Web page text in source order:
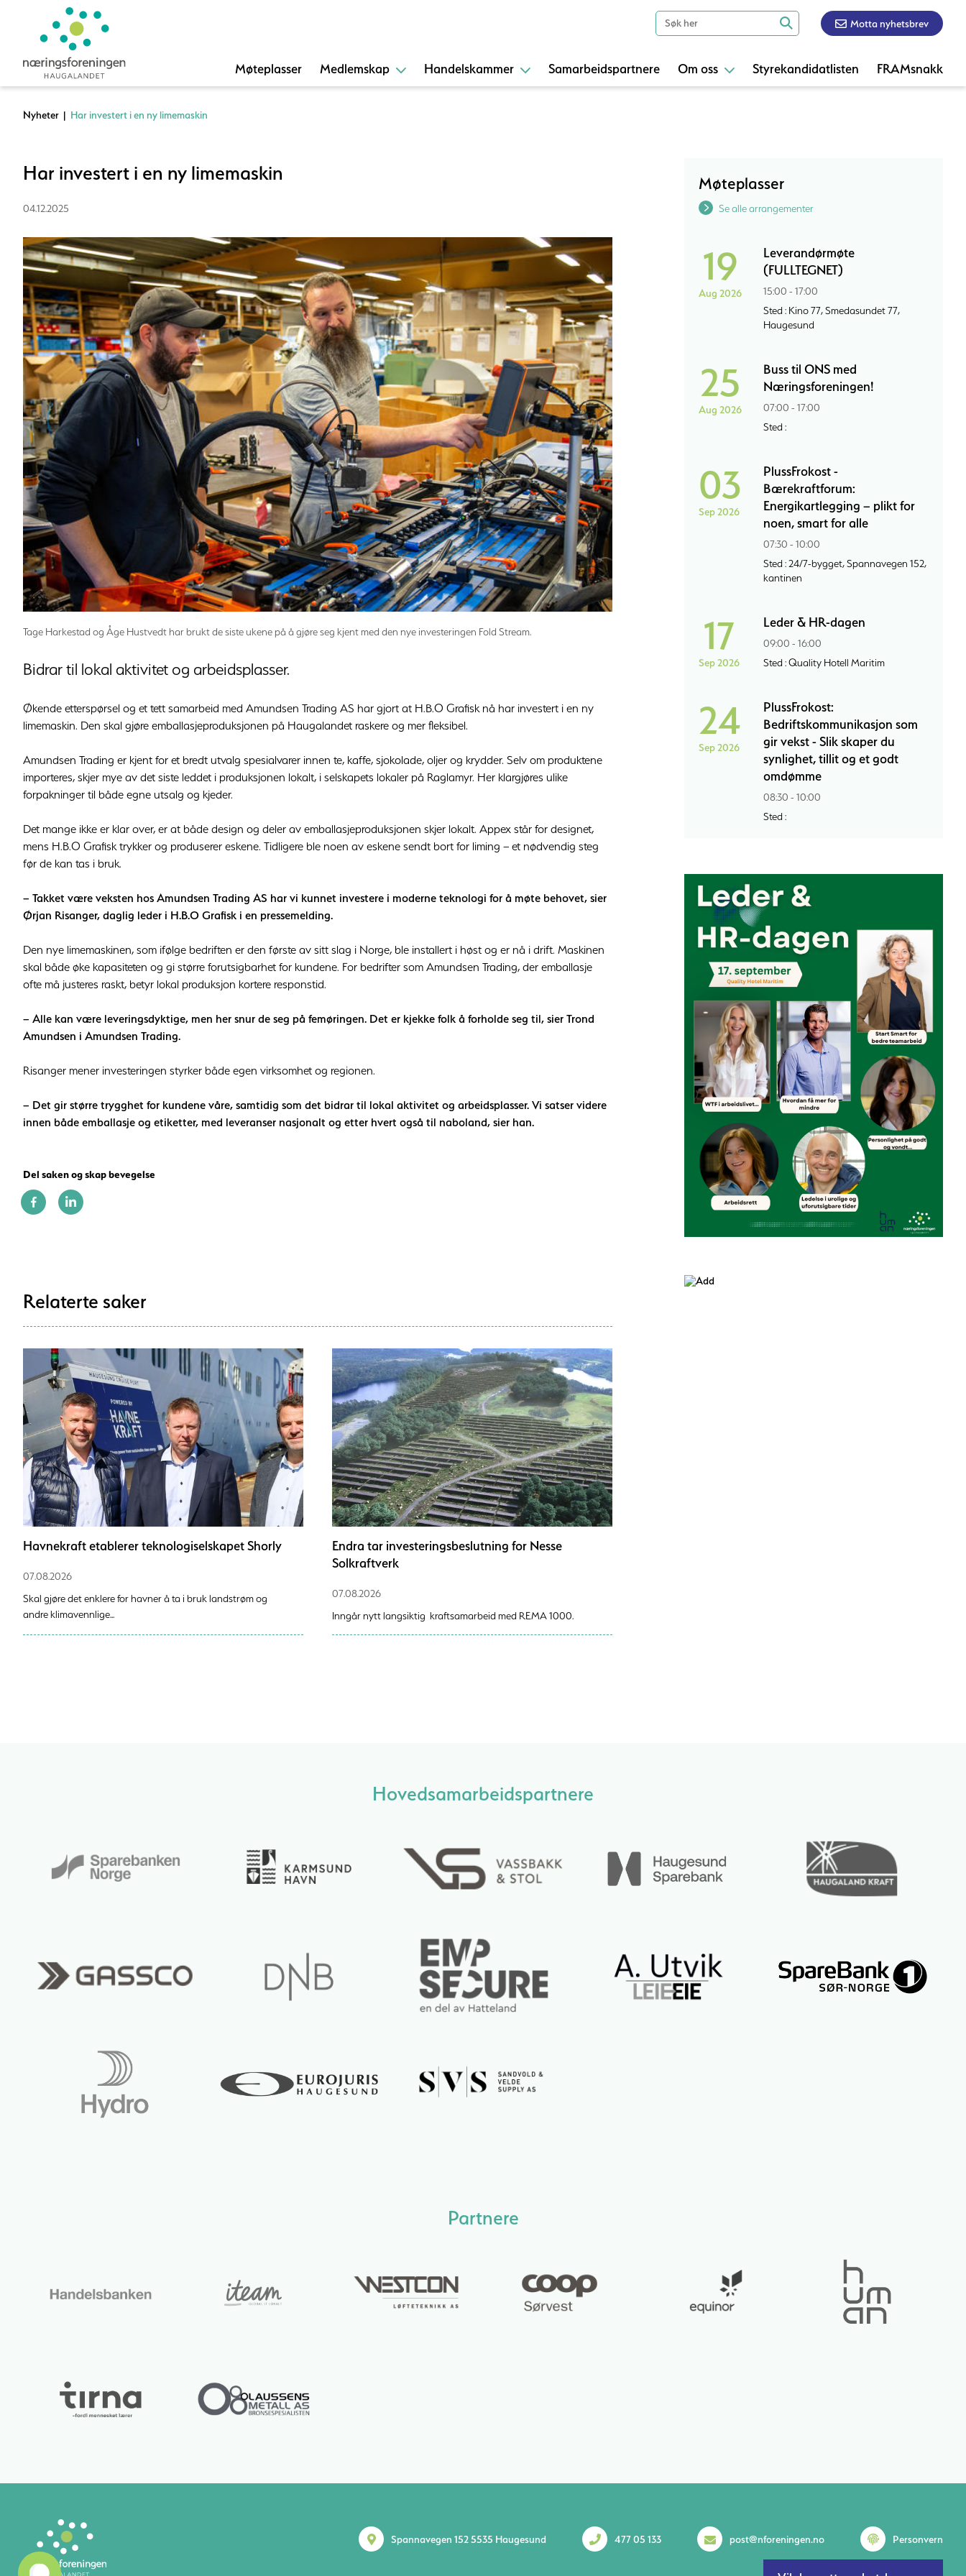
Motta nyhetsbrev
Møteplasser Medlemskap Handelskammer Samarbeidspartnere Om oss Styrekandidatlisten FRAMsnakk
Nyheter | Har investert i en ny limemaskin
Har investert i en ny limemaskin
04.12.2025
Tage Harkestad og Åge Hustvedt har brukt de siste ukene på å gjøre seg kjent med den nye investeringen Fold Stream.
Bidrar til lokal aktivitet og arbeidsplasser.
Økende etterspørsel og et tett samarbeid med Amundsen Trading AS har gjort at H.B.O Grafisk nå har investert i en ny
limemaskin. Den skal gjøre emballasjeproduksjonen på Haugalandet raskere og mer fleksibel.
Amundsen Trading er kjent for et bredt utvalg spesialvarer innen te, kaffe, sjokolade, oljer og krydder. Selv om produktene
importeres, skjer mye av det siste leddet i produksjonen lokalt, i selskapets lokaler på Raglamyr. Her klargjøres ulike
forpakninger til både egne utsalg og kjeder.
Det mange ikke er klar over, er at både design og deler av emballasjeproduksjonen skjer lokalt. Appex står for designet,
mens H.B.O Grafisk trykker og produserer eskene. Tidligere ble noen av eskene sendt bort for liming – et nødvendig steg
før de kan tas i bruk.
– Takket være veksten hos Amundsen Trading AS har vi kunnet investere i moderne teknologi for å møte behovet, sier
Ørjan Risanger, daglig leder i H.B.O Grafisk i en pressemelding.
Den nye limemaskinen, som ifølge bedriften er den første av sitt slag i Norge, ble installert i høst og er nå i drift. Maskinen
skal både øke kapasiteten og gi større forutsigbarhet for kundene. For bedrifter som Amundsen Trading, der emballasje
ofte må justeres raskt, betyr lokal produksjon kortere responstid.
– Alle kan være leveringsdyktige, men her snur de seg på femøringen. Det er kjekke folk å forholde seg til, sier Trond
Amundsen i Amundsen Trading.
Risanger mener investeringen styrker både egen virksomhet og regionen.
– Det gir større trygghet for kundene våre, samtidig som det bidrar til lokal aktivitet og arbeidsplasser. Vi satser videre
innen både emballasje og etiketter, med leveranser nasjonalt og etter hvert også til naboland, sier han.
Del saken og skap bevegelse
Relaterte saker
Havnekraft etablerer teknologiselskapet Shorly
07.08.2026
Skal gjøre det enklere for havner å ta i bruk landstrøm og
andre klimavennlige...
Endra tar investeringsbeslutning for Nesse
Solkraftverk
07.08.2026
Inngår nytt langsiktig kraftsamarbeid med REMA 1000.
Møteplasser
Se alle arrangementer
19
Aug 2026
Leverandørmøte
(FULLTEGNET)
15:00 - 17:00
Sted : Kino 77, Smedasundet 77,
Haugesund
25
Aug 2026
Buss til ONS med
Næringsforeningen!
07:00 - 17:00
Sted :
03
Sep 2026
PlussFrokost -
Bærekraftforum:
Energikartlegging – plikt for
noen, smart for alle
07:30 - 10:00
Sted : 24/7-bygget, Spannavegen 152,
kantinen
17
Sep 2026
Leder & HR-dagen
09:00 - 16:00
Sted : Quality Hotell Maritim
24
Sep 2026
PlussFrokost:
Bedriftskommunikasjon som
gir vekst - Slik skaper du
synlighet, tillit og et godt
omdømme
08:30 - 10:00
Sted :
Hovedsamarbeidspartnere
Partnere
Personvern
post@nforeningen.no
477 05 133
Spannavegen 152 5535 Haugesund